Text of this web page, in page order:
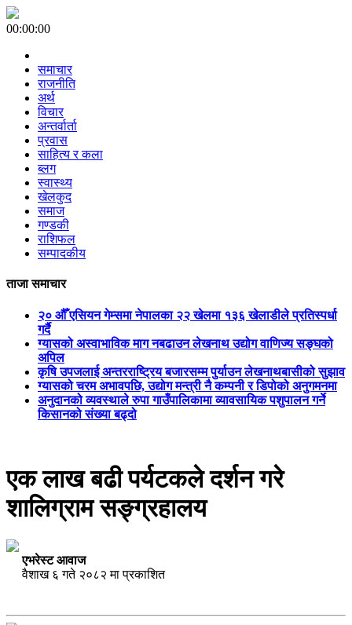
00:00:00
समाचार
राजनीति
अर्थ
विचार
अन्तर्वार्ता
प्रवास
साहित्य र कला
ब्लग
स्वास्थ्य
खेलकुद
समाज
गण्डकी
राशिफल
सम्पादकीय
ताजा समाचार
२० औँ एसियन गेम्समा नेपालका २२ खेलमा १३६ खेलाडीले प्रतिस्पर्धा
गर्दै
ग्यासको अस्वाभाविक माग नबढाउन लेखनाथ उद्योग वाणिज्य सङ्घको
अपिल
कृषि उपजलाई अन्तरराष्ट्रिय बजारसम्म पुर्याउन लेखनाथबासीको सुझाव
ग्यासको चरम अभावपछि, उद्योग मन्त्री नै कम्पनी र डिपोको अनुगमनमा
अनुदानको व्यवस्थाले रुपा गाउँपालिकामा व्यावसायिक पशुपालन गर्ने
किसानको संख्या बढ्दो
एक लाख बढी पर्यटकले दर्शन गरे
शालिग्राम सङ्ग्रहालय
एभरेस्ट आवाज
वैशाख ६ गते २०८२ मा प्रकाशित